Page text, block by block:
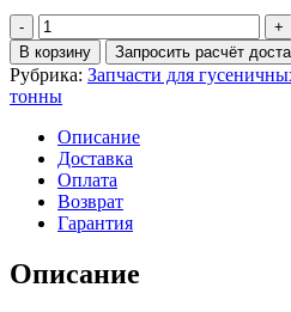
Количество
Средняя
секция
гуська
L=5
метров
вставка
гуська
21520-
СКГ-63/100
В корзину Запросить расчёт
Рубрика: Запчасти для
тонны
Описание
Доставка
Оплата
Возврат
Гарантия
Описание